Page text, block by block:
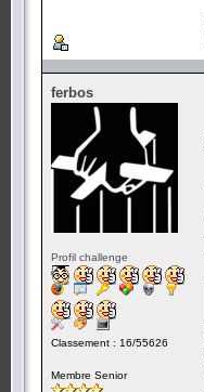
ferbos
Profil challenge
Classement : 16/55626
Membre Senior